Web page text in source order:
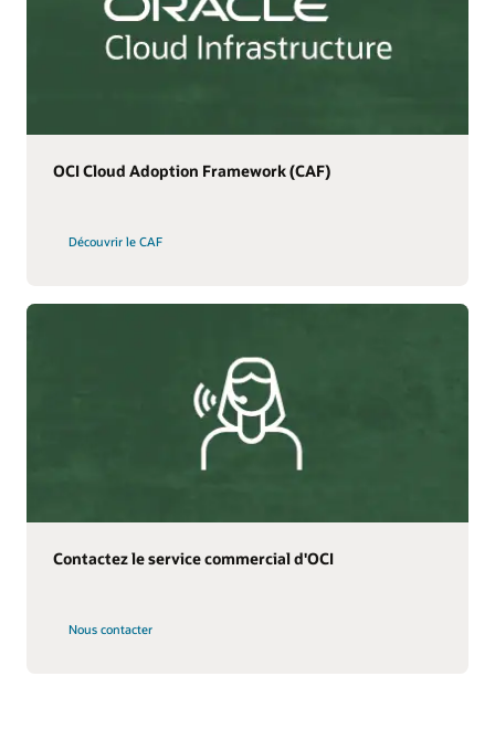
OCI Cloud Adoption Framework (CAF)
Découvrir le CAF
Contactez le service commercial d'OCI
Nous contacter